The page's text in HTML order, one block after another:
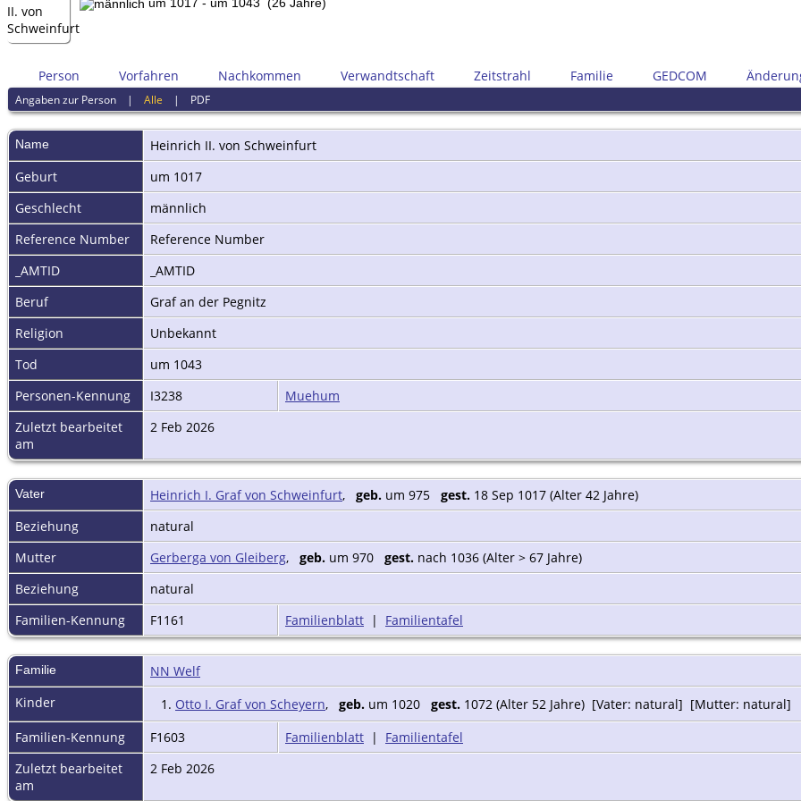
Person Vorfahren Nachkommen Verwandtschaft Zeitstrahl Familie GEDCOM
Angaben zur Person |Alle | PDF
Name Heinrich II. von Schweinfurt
Geburt
um 1017
Geschlecht
männlich
Reference Number
Reference Number
_AMTID
_AMTID
Beruf
Graf an der Pegnitz
Religion
Unbekannt
Tod
um 1043
Personen-Kennung
I3238
Muehum
Zuletzt bearbeitet
am
2 Feb 2026
Vater Heinrich I. Graf von Schweinfurt, geb. um 975 gest. 18 Sep 1017 (Alter 42 Jahre)
Beziehung
natural
Mutter
Gerberga von Gleiberg, geb. um 970 gest. nach 1036 (Alter > 67 Jahre)
Beziehung
natural
Familien-Kennung
F1161 Familienblatt | Familientafel
Familie
NN Welf
Kinder
1. Otto I. Graf von Scheyern, geb. um 1020 gest. 1072 (Alter 52 Jahre) [Vater: natural] [Mutter: natural]
Familien-Kennung
F1603 Familienblatt | Familientafel
Zuletzt bearbeitet
am
2 Feb 2026